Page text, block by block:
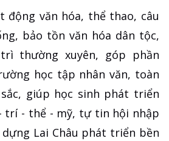
động văn hóa, thể thao, câu
bảo tồn văn hóa dân tộc,
thường xuyên, góp phần
học tập nhân văn, toàn
giúp học sinh phát triển
trí - thể - mỹ, tự tin hội nhập
Lai Châu phát triển bền